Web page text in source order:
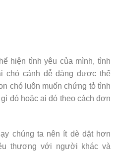
hiện tình yêu của mình, tình
chó cảnh dễ dàng được thể
chó luôn muốn chứng tỏ tình
đó hoặc ai đó theo cách đơn
chúng ta nên ít dè dặt hơn
thương với người khác và